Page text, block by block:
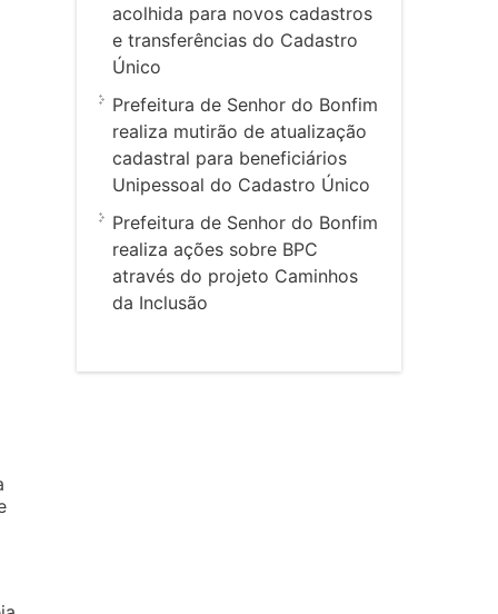
acolhida para novos cadastros
e transferências do Cadastro
Único
Prefeitura de Senhor do Bonfim
realiza mutirão de atualização
cadastral para beneficiários
Unipessoal do Cadastro Único
Prefeitura de Senhor do Bonfim
realiza ações sobre BPC
através do projeto Caminhos
da Inclusão